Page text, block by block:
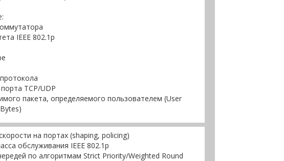
IEEE 802.1p
TCP/UDP
пакета, определяемого пользователем (User
на портах (shaping, policing)
обслуживания IEEE 802.1p
по алгоритмам Strict Priority/Weighted Round